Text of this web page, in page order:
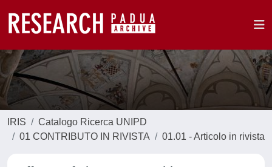
IRIS
Catalogo Ricerca UNIPD
01 CONTRIBUTO IN RIVISTA
01.01 - Articolo in rivista